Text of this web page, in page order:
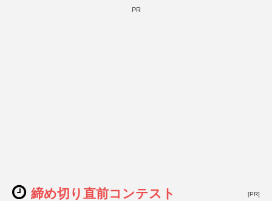
PR
締め切り直前コンテスト [PR]